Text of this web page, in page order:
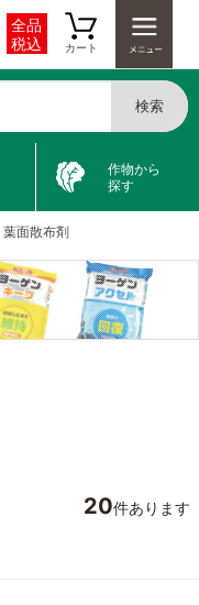
全品
税込
カート
検索
作物から
探す
葉面散布剤
20件あります